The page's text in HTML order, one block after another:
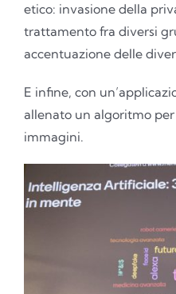
etico: invasione della
trattamento fra diversi
accentuazione delle
E infine, con
allenato un algoritmo
immagini.